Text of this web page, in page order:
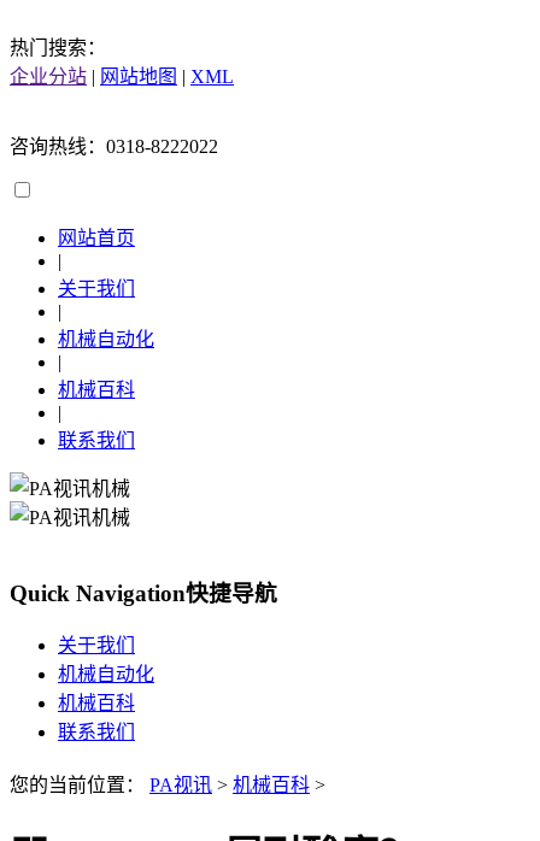
热门搜索：
企业分站 | 网站地图 | XML
咨询热线：0318-8222022
网站首页
|
关于我们
|
机械自动化
|
机械百科
|
联系我们
Quick Navigation快捷导航
关于我们
机械自动化
机械百科
联系我们
您的当前位置： PA视讯 > 机械百科 >